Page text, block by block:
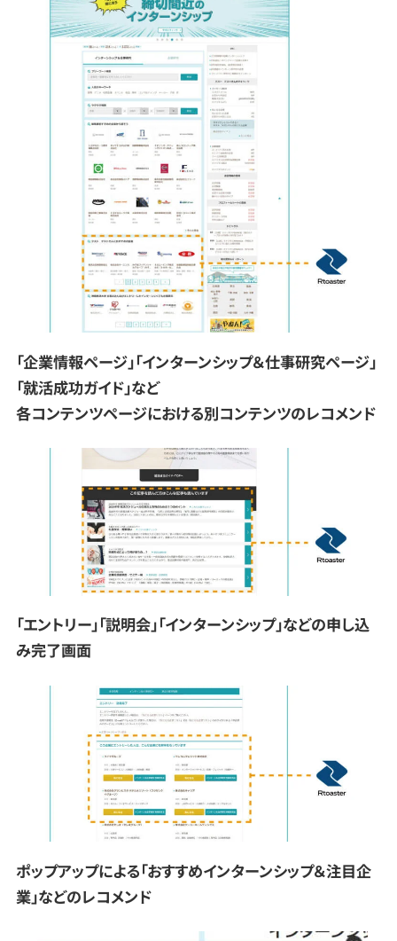
「企業情報ページ」「インターンシップ＆仕事研究ページ」
「就活成功ガイド」など
各コンテンツページにおける別コンテンツのレコメンド
「エントリー」「説明会」「インターンシップ」などの申し込
み完了画面
ポップアップによる「おすすめインターンシップ＆注目企
業」などのレコメンド